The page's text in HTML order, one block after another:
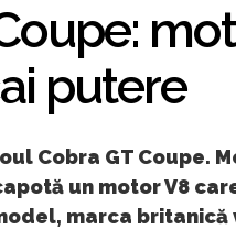
putere
Cobra GT Coupe.
un motor V8
marca britanică